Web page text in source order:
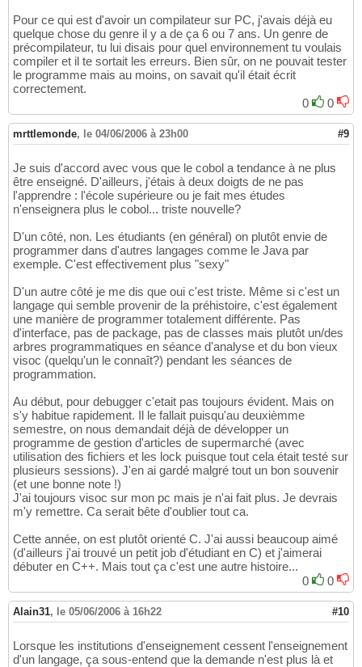
Pour ce qui est d'avoir un compilateur sur PC, j'avais déjà eu
quelque chose du genre il y a de ça 6 ou 7 ans. Un genre de
précompilateur, tu lui disais pour quel environnement tu voulais
compiler et il te sortait les erreurs. Bien sûr, on ne pouvait tester
le programme mais au moins, on savait qu'il était écrit
correctement.
0
0
mrttlemonde, le 04/06/2006 à 23h00 #9
Je suis d'accord avec vous que le cobol a tendance à ne plus
être enseigné. D'ailleurs, j'étais à deux doigts de ne pas
l'apprendre : l'école supérieure ou je fait mes études
n'enseignera plus le cobol... triste nouvelle?
D'un côté, non. Les étudiants (en général) on plutôt envie de
programmer dans d'autres langages comme le Java par
exemple. C'est effectivement plus "sexy"
D'un autre côté je me dis que oui c'est triste. Même si c'est un
langage qui semble provenir de la préhistoire, c'est également
une manière de programmer totalement différente. Pas
d'interface, pas de package, pas de classes mais plutôt un/des
arbres programmatiques en séance d'analyse et du bon vieux
visoc (quelqu'un le connaît?) pendant les séances de
programmation.
Au début, pour debugger c'etait pas toujours évident. Mais on
s'y habitue rapidement. Il le fallait puisqu'au deuxièmme
semestre, on nous demandait déjà de développer un
programme de gestion d'articles de supermarché (avec
utilisation des fichiers et les lock puisque tout cela était testé sur
plusieurs sessions). J'en ai gardé malgré tout un bon souvenir
(et une bonne note !)
J'ai toujours visoc sur mon pc mais je n'ai fait plus. Je devrais
m'y remettre. Ca serait bête d'oublier tout ca.
Cette année, on est plutôt orienté C. J'ai aussi beaucoup aimé
(d'ailleurs j'ai trouvé un petit job d'étudiant en C) et j'aimerai
débuter en C++. Mais tout ça c'est une autre histoire...
0
0
Alain31, le 05/06/2006 à 16h22 #10
Lorsque les institutions d'enseignement cessent l'enseignement
d'un langage, ça sous-entend que la demande n'est plus là et